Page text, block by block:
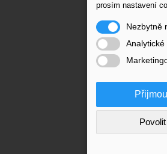
prosím nastavení
Nezbytně